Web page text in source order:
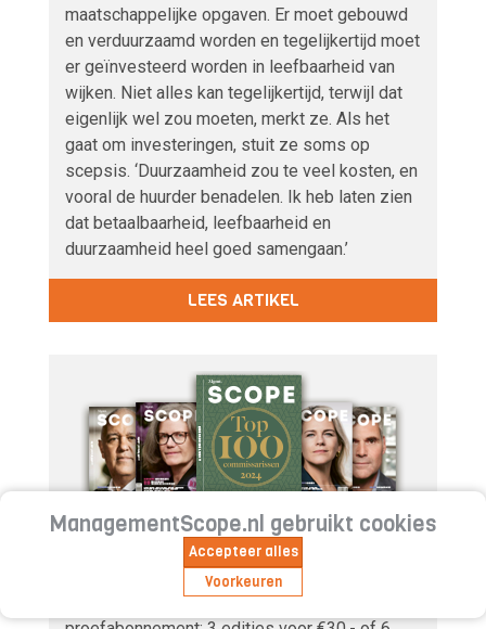
maatschappelijke opgaven. Er moet gebouwd
en verduurzaamd worden en tegelijkertijd moet
er geïnvesteerd worden in leefbaarheid van
wijken. Niet alles kan tegelijkertijd, terwijl dat
eigenlijk wel zou moeten, merkt ze. Als het
gaat om investeringen, stuit ze soms op
scepsis. ‘Duurzaamheid zou te veel kosten, en
vooral de huurder benadelen. Ik heb laten zien
dat betaalbaarheid, leefbaarheid en
duurzaamheid heel goed samengaan.’
LEES ARTIKEL
Geïnteresseerd in Management
Maak kennis met het magazine via een
ManagementScope.nl gebruikt cookies
Accepteer alles
Voorkeuren